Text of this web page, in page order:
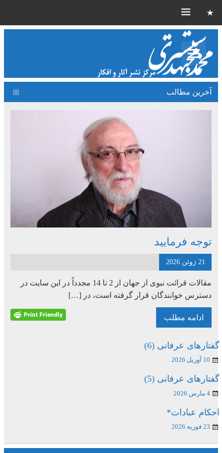
آخرین مطالب
توجه فرمایید
21 ژوئن 2026
مقالات قرائت نبوی از جهان از 2 تا 14 مجدداً در این سایت در
دسترس خوانندگان قرار گرفته است، در […]
ادامه مطلب
گفتارهای عرفانی (6)
10 آوریل 2026
گفتارهای عرفانی (5)
4 مارس 2026
احکام عبادات*
23 فوریه 2026